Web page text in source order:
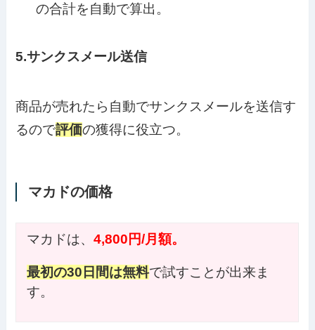
の合計を自動で算出。
5.サンクスメール送信
商品が売れたら自動でサンクスメールを送信す
るので評価の獲得に役立つ。
マカドの価格
マカドは、 4,800円/月額。
最初の30日間は無料で試すことが出来ま
す。